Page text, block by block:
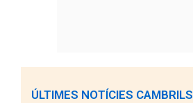
ÚLTIMES NOTÍCIES CAMBRILS